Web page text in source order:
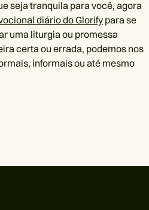
seja tranquila para você, agora
diário do Glorifypara se
uma liturgia ou promessa
certa ou errada, podemos nos
informais ou até mesmo